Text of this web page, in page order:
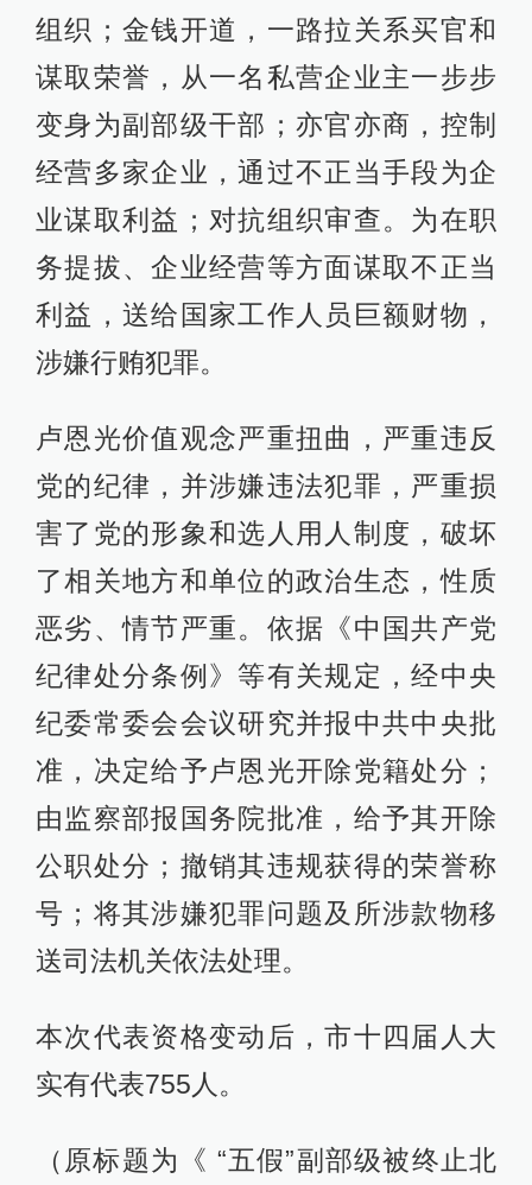
组织；金钱开道，一路拉关系买官和
谋取荣誉，从一名私营企业主一步步
变身为副部级干部；亦官亦商，控制
经营多家企业，通过不正当手段为企
业谋取利益；对抗组织审查。为在职
务提拔、企业经营等方面谋取不正当
利益，送给国家工作人员巨额财物，
涉嫌行贿犯罪。
卢恩光价值观念严重扭曲，严重违反
党的纪律，并涉嫌违法犯罪，严重损
害了党的形象和选人用人制度，破坏
了相关地方和单位的政治生态，性质
恶劣、情节严重。依据《中国共产党
纪律处分条例》等有关规定，经中央
纪委常委会会议研究并报中共中央批
准，决定给予卢恩光开除党籍处分；
由监察部报国务院批准，给予其开除
公职处分；撤销其违规获得的荣誉称
号；将其涉嫌犯罪问题及所涉款物移
送司法机关依法处理。
本次代表资格变动后，市十四届人大
实有代表755人。
（原标题为《 “五假”副部级被终止北